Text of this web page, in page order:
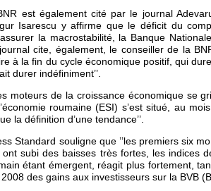
est également cité par le journal
Isarescu y affirme que le déficit du
assurer la macrostabilité, la Banque
journal cite, également, le conseiller de la
à la fin du cycle économique positif, qui
durer indéfiniment’’.
moteurs de la croissance économique se
roumaine (ESI) s’est situé, au
la définition d’une tendance’’.
Standard souligne que ’’les premiers
subi des baisses très fortes, les indices
étant émergent, réagit plus fortement,
des gains aux investisseurs sur la BVB